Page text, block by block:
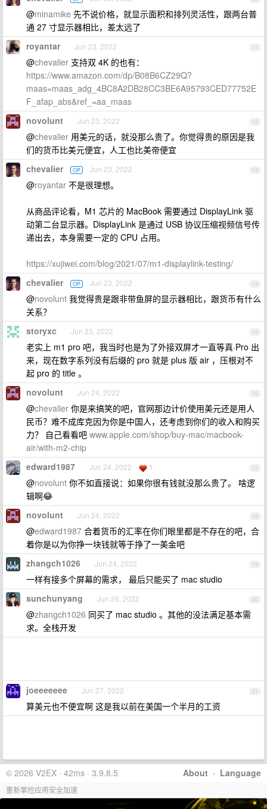
@minamike 先不说价格，就显示面积和排列灵活性，跟两台普
通 27 寸显示器相比，差太远了
11
royantar Jun 23, 2022
@chevalier 支持双 4K 的也有：
https://www.amazon.com/dp/B08B6CZ29Q?
maas=maas_adg_4BC8A2DB28CC3BE6A95793CED77752E
F_afap_abs&ref_=aa_maas
12
novolunt Jun 23, 2022
@chevalier 用美元的话，就没那么贵了。你觉得贵的原因是我
们的货币比美元便宜，人工也比美帝便宜
13
chevalier OP Jun 23, 2022
@royantar 不是很理想。
从商品评论看，M1 芯片的 MacBook 需要通过 DisplayLink 驱
动第二台显示器。DisplayLink 是通过 USB 协议压缩视频信号传
递出去，本身需要一定的 CPU 占用。
https://xujiwei.com/blog/2021/07/m1-displaylink-testing/
14
chevalier OP Jun 23, 2022
@novolunt 我觉得贵是跟非带鱼屏的显示器相比，跟货币有什么
关系？
15
storyxc Jun 23, 2022
老实上 m1 pro 吧，我当时也是为了外接双屏才一直等真·Pro 出
来，现在数字系列没有后缀的 pro 就是 plus 版 air ，压根对不
起 pro 的 title 。
16
novolunt Jun 24, 2022
@chevalier 你是来搞笑的吧，官网那边计价使用美元还是用人
民币？难不成库克因为你是中国人，还考虑到你们的收入和购买
力？ 自己看看吧 www.apple.com/shop/buy-mac/macbook-
air/with-m2-chip
17
edward1987 Jun 24, 2022 1
@novolunt 你不如直接说：如果你很有钱就没那么贵了。 啥逻
辑啊😂
18
novolunt Jun 24, 2022
@edward1987 合着货币的汇率在你们眼里都是不存在的吧，合
着你是以为你挣一块钱就等于挣了一美金吧
19
zhangch1026 Jun 24, 2022
一样有接多个屏幕的需求， 最后只能买了 mac studio
20
sunchunyang Jun 26, 2022
@zhangch1026 同买了 mac studio 。其他的没法满足基本需
求。全栈开发
21
joeeeeeee Jun 27, 2022
算美元也不便宜啊 这是我以前在美国一个半月的工资
About · Language
© 2026 V2EX · 42ms · 3.9.8.5
重新掌控应用安全加速